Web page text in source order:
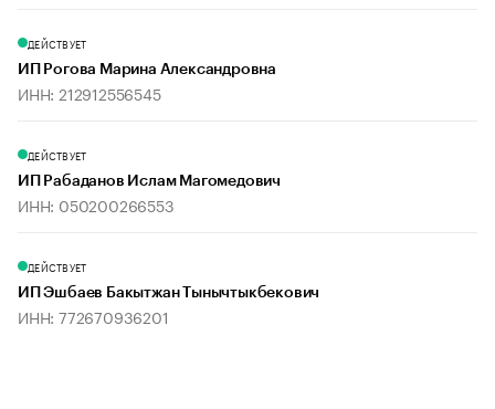
ДЕЙСТВУЕТ
ИП Рогова Марина Александровна
ИНН: 212912556545
ДЕЙСТВУЕТ
ИП Рабаданов Ислам Магомедович
ИНН: 050200266553
ДЕЙСТВУЕТ
ИП Эшбаев Бакытжан Тынычтыкбекович
ИНН: 772670936201